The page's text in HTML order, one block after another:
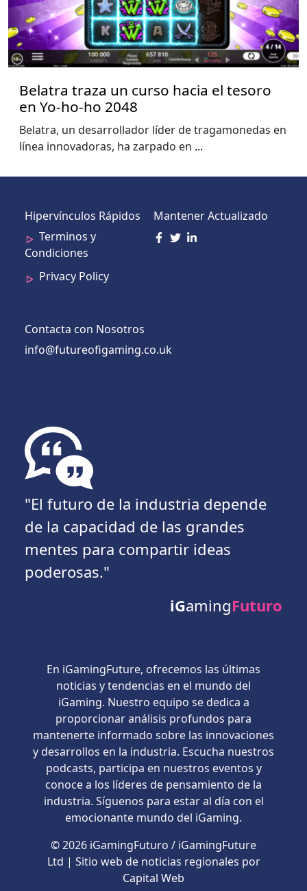
Belatra traza un curso hacia el tesoro
en Yo-ho-ho 2048
Belatra, un desarrollador líder de tragamonedas en
línea innovadoras, ha zarpado en ...
Hipervínculos Rápidos
Terminos y
Condiciones
Privacy Policy
Mantener Actualizado
Contacta con Nosotros
info@futureofigaming.co.uk
"El futuro de la industria depende
de la capacidad de las grandes
mentes para compartir ideas
poderosas."
iGamingFuturo
En iGamingFuture, ofrecemos las últimas
noticias y tendencias en el mundo del
iGaming. Nuestro equipo se dedica a
proporcionar análisis profundos para
mantenerte informado sobre las innovaciones
y desarrollos en la industria. Escucha nuestros
podcasts, participa en nuestros eventos y
conoce a los líderes de pensamiento de la
industria. Síguenos para estar al día con el
emocionante mundo del iGaming.
© 2026 iGamingFuturo / iGamingFuture
Ltd | Sitio web de noticias regionales por
Capital Web